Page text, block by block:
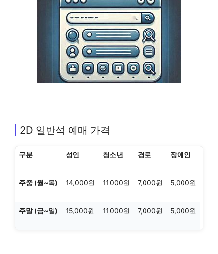
2D 일반석 예매 가격
구분 성인 청소년 경로 장애인
주중 (월~목) 14,000원 11,000원 7,000원 5,000원
주말 (금~일) 15,000원 11,000원 7,000원 5,000원